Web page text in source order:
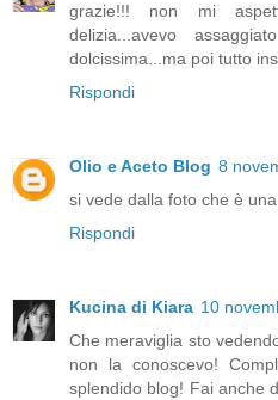
grazie!!! non mi
delizia...avevo
dolcissima...ma poi tutto
Rispondi
Olio e Aceto Blog 8
si vede dalla foto che è una
Rispondi
Kucina di Kiara 10
Che meraviglia sto
non la conoscevo!
splendido blog! Fai anche